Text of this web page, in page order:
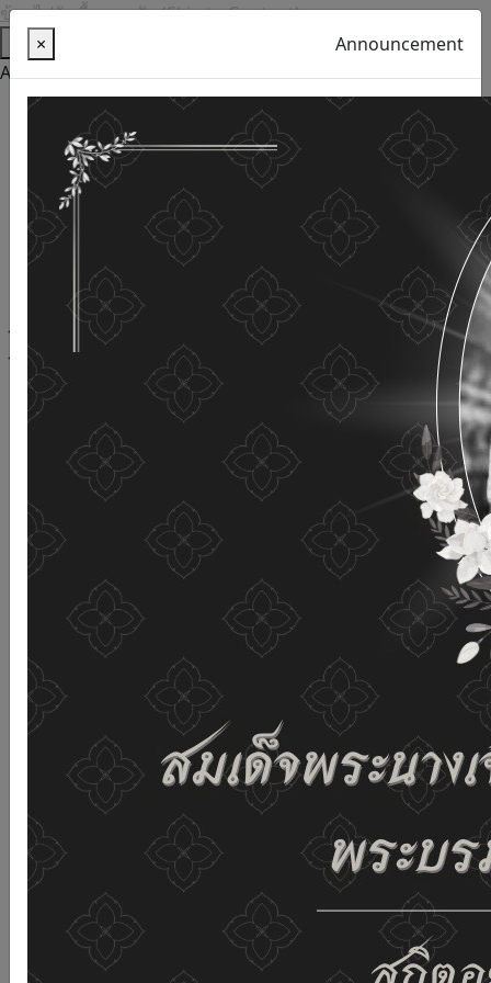
ข้ามไปยังเนื้อหาหลัก (Skip to Content)
Help
Accessibility Tools
Thai language
English
Increase the font size
Reduce font size
Normal font size
High Definition
Negative sharpness
Normal Definition
Open and read with voice
Turn off voice reading
Site map
This website uses cookies (Cookies)
The Department of Older Persons Affairs
values ​​your
personal information for the purpose of developing
and improving the website. If you use this website
without changing any settings it means that you agree
to receive cookies on the website and our privacy
policy.
See details Accept all
02-659-6811 saraban@dop.mail.go.th
Change display settings
CCC
× Announcement